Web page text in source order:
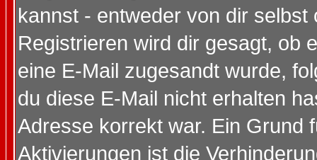
kannst - entweder von dir selbst
Registrieren wird dir gesagt, ob
eine E-Mail zugesandt wurde,
du diese E-Mail nicht erhalten
Adresse korrekt war. Ein Grund
Aktivierungen ist die